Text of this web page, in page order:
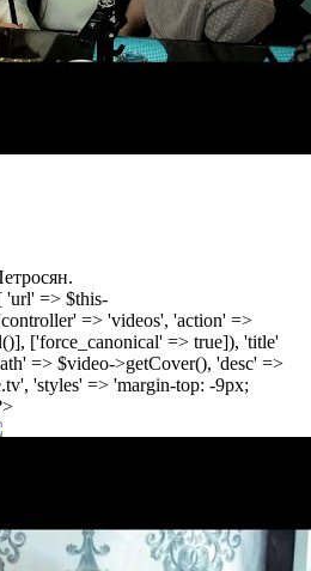
'url' => $this-
=> 'videos', 'action' =>
['force_canonical' => true]), 'title'
=> $video->getCover(), 'desc' =>
'styles' => 'margin-top: -9px;